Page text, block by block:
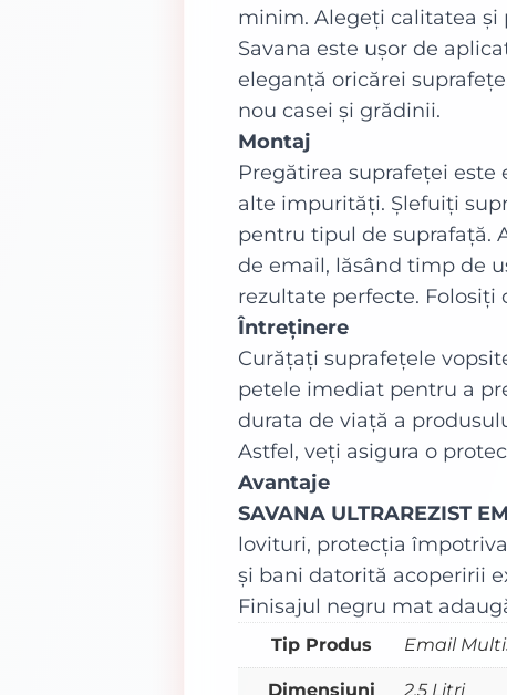
minim. Alegeți calitatea
Savana este ușor de
eleganță oricărei
nou casei și grădinii.
Montaj
Pregătirea suprafeței
alte impurități. Șlefuiți
pentru tipul de suprafață.
de email, lăsând timp de
rezultate perfecte.
Întreținere
Curățați suprafețele
petele imediat pentru a
durata de viață a
Astfel, veți asigura o
Avantaje
SAVANA ULTRAREZIST
lovituri, protecția
și bani datorită acoperirii
Finisajul negru mat
Tip Produs Email
Dimensiuni 2.5 Litri